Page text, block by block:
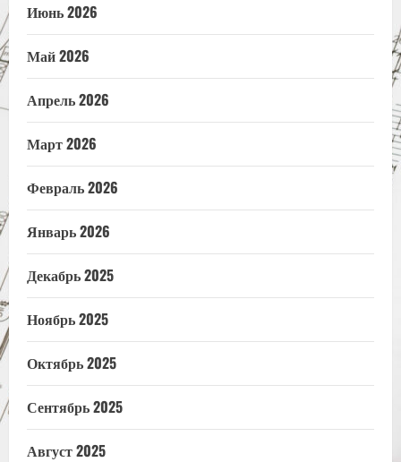
Июнь 2026
Май 2026
Апрель 2026
Март 2026
Февраль 2026
Январь 2026
Декабрь 2025
Ноябрь 2025
Октябрь 2025
Сентябрь 2025
Август 2025